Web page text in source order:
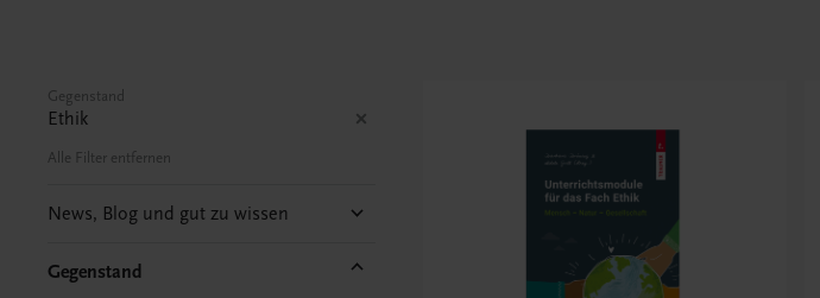
Gegenstand
Ethik
Alle Filter entfernen
News, Blog und gut zu wissen
Gegenstand